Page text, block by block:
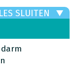
SLUITEN